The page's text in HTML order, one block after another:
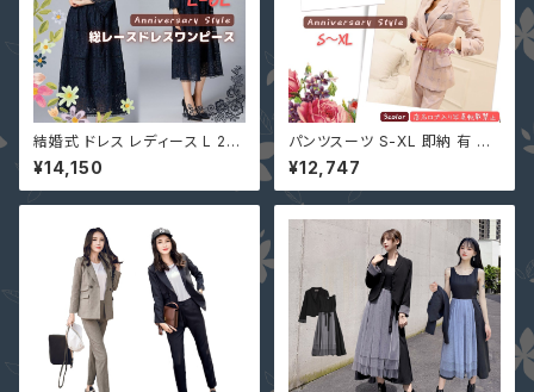
結婚式 ドレス レディース L 2L
3L 4L 5L 6L ネイビー 長袖 袖
あり 大きいサイズ MD-Y1620
66 パーティー 花柄 総レース
¥14,150
パンツスーツ S-XL 即納 有 ピ
ンクチェック 黒 ネイビーストラ
イプ セットアップ 長袖ジャケット
＋パンツ 韓国ファッション 上下
¥12,747